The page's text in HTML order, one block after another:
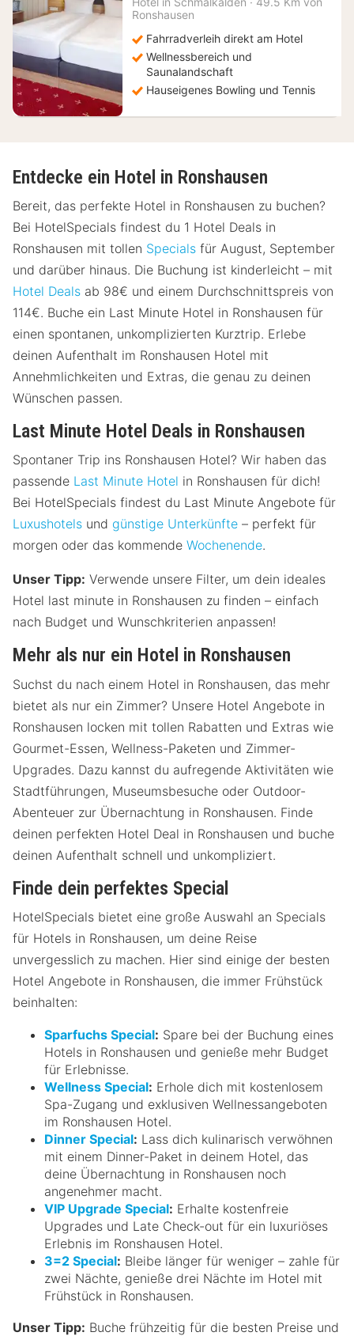
€
Ronshausen
Fahrradverleih direkt am Hotel
Wellnessbereich und
Saunalandschaft
Hauseigenes Bowling und Tennis
Entdecke ein Hotel in Ronshausen
Bereit, das perfekte Hotel in Ronshausen zu buchen?
Bei HotelSpecials findest du 1 Hotel Deals in
Ronshausen mit tollen Specials für August, September
und darüber hinaus. Die Buchung ist kinderleicht – mit
Hotel Deals ab 98€ und einem Durchschnittspreis von
114€. Buche ein Last Minute Hotel in Ronshausen für
einen spontanen, unkomplizierten Kurztrip. Erlebe
deinen Aufenthalt im Ronshausen Hotel mit
Annehmlichkeiten und Extras, die genau zu deinen
Wünschen passen.
Last Minute Hotel Deals in Ronshausen
Spontaner Trip ins Ronshausen Hotel? Wir haben das
passende Last Minute Hotel in Ronshausen für dich!
Bei HotelSpecials findest du Last Minute Angebote für
Luxushotels und günstige Unterkünfte – perfekt für
morgen oder das kommende Wochenende.
Unser Tipp: Verwende unsere Filter, um dein ideales
Hotel last minute in Ronshausen zu finden – einfach
nach Budget und Wunschkriterien anpassen!
Mehr als nur ein Hotel in Ronshausen
Suchst du nach einem Hotel in Ronshausen, das mehr
bietet als nur ein Zimmer? Unsere Hotel Angebote in
Ronshausen locken mit tollen Rabatten und Extras wie
Gourmet-Essen, Wellness-Paketen und Zimmer-
Upgrades. Dazu kannst du aufregende Aktivitäten wie
Stadtführungen, Museumsbesuche oder Outdoor-
Abenteuer zur Übernachtung in Ronshausen. Finde
deinen perfekten Hotel Deal in Ronshausen und buche
deinen Aufenthalt schnell und unkompliziert.
Finde dein perfektes Special
HotelSpecials bietet eine große Auswahl an Specials
für Hotels in Ronshausen, um deine Reise
unvergesslich zu machen. Hier sind einige der besten
Hotel Angebote in Ronshausen, die immer Frühstück
beinhalten:
Sparfuchs Special: Spare bei der Buchung eines
Hotels in Ronshausen und genieße mehr Budget
für Erlebnisse.
Wellness Special: Erhole dich mit kostenlosem
Spa-Zugang und exklusiven Wellnessangeboten
im Ronshausen Hotel.
Dinner Special: Lass dich kulinarisch verwöhnen
mit einem Dinner-Paket in deinem Hotel, das
deine Übernachtung in Ronshausen noch
angenehmer macht.
VIP Upgrade Special: Erhalte kostenfreie
Upgrades und Late Check-out für ein luxuriöses
Erlebnis im Ronshausen Hotel.
3=2 Special: Bleibe länger für weniger – zahle für
zwei Nächte, genieße drei Nächte im Hotel mit
Frühstück in Ronshausen.
Unser Tipp: Buche frühzeitig für die besten Preise und